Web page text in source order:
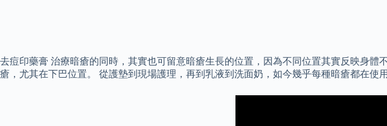
去痘印藥膏 治療暗瘡的同時，其實也可留意暗瘡生長的位置，因為不同位置其實反映身
瘡，尤其在下巴位置。 從護墊到現場護理，再到乳液到洗面奶，如今幾乎每種暗瘡都在使用